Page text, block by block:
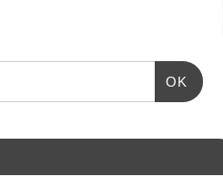
OK